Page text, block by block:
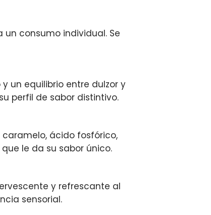
un consumo individual. Se
un equilibrio entre dulzor y
perfil de sabor distintivo.
ácido fosfórico,
le da su sabor único.
y refrescante al
sensorial.